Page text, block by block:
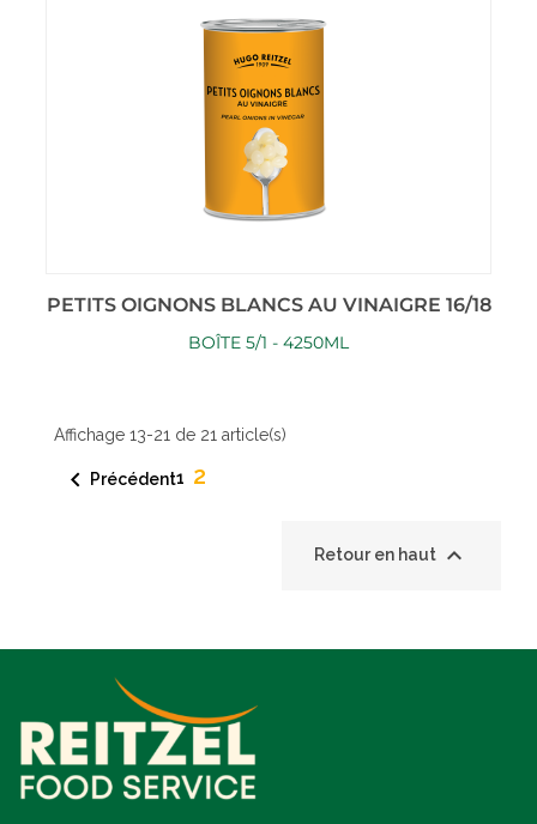
PETITS OIGNONS BLANCS AU VINAIGRE 16/18
BOÎTE 5/1 - 4250ML
Affichage 13-21 de 21 article(s)
 Précédent1 2
Retour en haut 